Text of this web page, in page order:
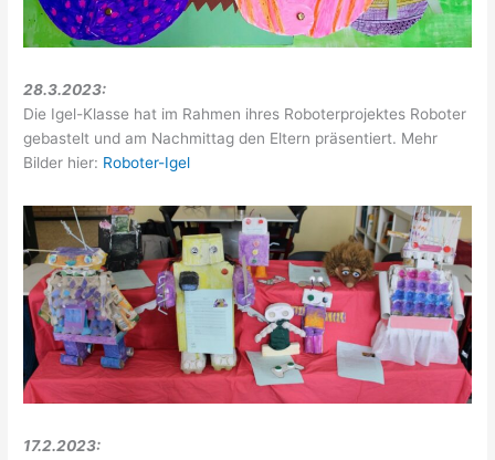
28.3.2023:
Die Igel-Klasse hat im Rahmen ihres Roboterprojektes Roboter
gebastelt und am Nachmittag den Eltern präsentiert. Mehr
Bilder hier: Roboter-Igel
17.2.2023: